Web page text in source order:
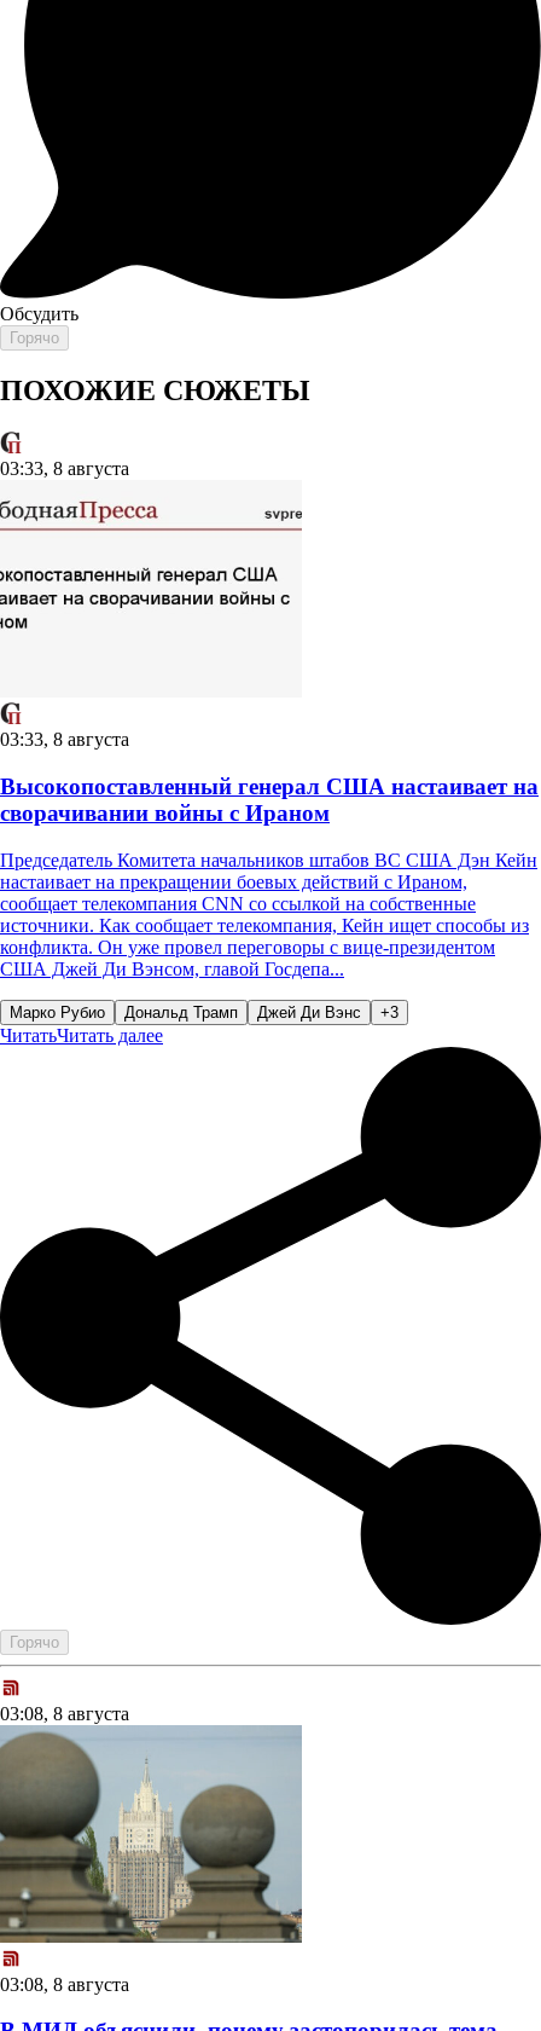
Обсудить
Горячо
ПОХОЖИЕ СЮЖЕТЫ
03:33, 8 августа
03:33, 8 августа
Высокопоставленный генерал США настаивает на
сворачивании войны с Ираном
Председатель Комитета начальников штабов ВС США Дэн Кейн
настаивает на прекращении боевых действий с Ираном,
сообщает телекомпания CNN со ссылкой на собственные
источники. Как сообщает телекомпания, Кейн ищет способы из
конфликта. Он уже провел переговоры с вице-президентом
США Джей Ди Вэнсом, главой Госдепа...
Марко Рубио Дональд Трамп Джей Ди Вэнс +3
ЧитатьЧитать далее
Горячо
03:08, 8 августа
03:08, 8 августа